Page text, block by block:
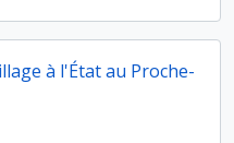
à l'État au Proche-